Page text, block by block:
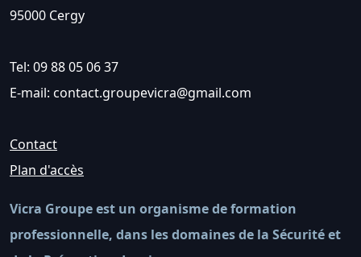
95000 Cergy
Tel: 09 88 05 06 37
E-mail: contact.groupevicra@gmail.com
Contact
Plan d'accès
Vicra Groupe est un organisme de formation
professionnelle, dans les domaines de la Sécurité et